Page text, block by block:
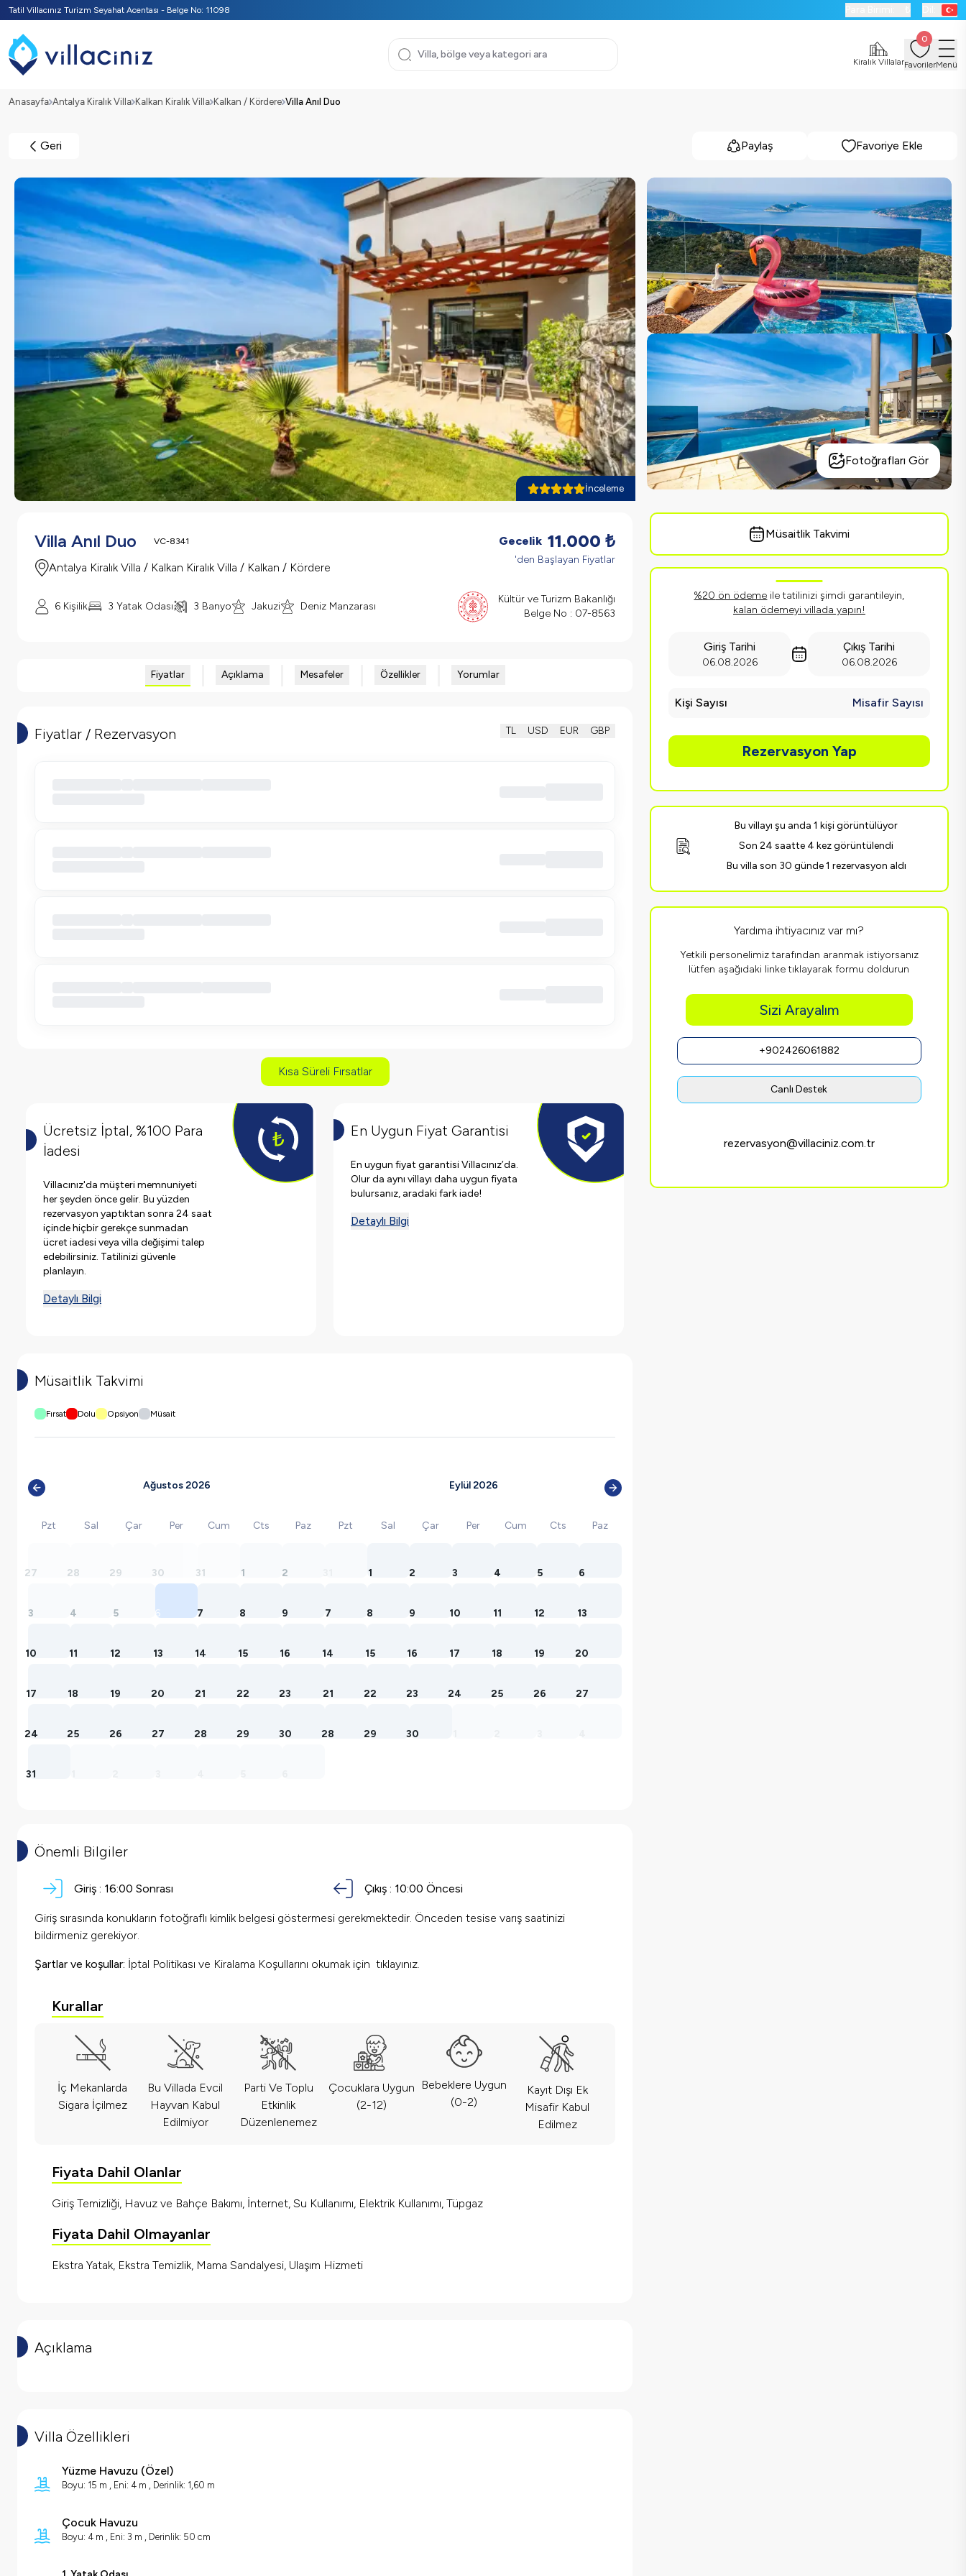
Tatil Villacınız Turizm Seyahat Acentası - Belge No: 11098
Kiralık Villalar
0
FavorilerMenü
Anasayfa Antalya Kiralık Villa Kalkan Kiralık Villa Kalkan / Kördere Villa Anıl Duo
Geri Paylaş Favoriye Ekle
İnceleme
Fotoğrafları Gör
Villa Anıl Duo VC-8341
Antalya Kiralık Villa / Kalkan Kiralık Villa / Kalkan / Kördere
Gecelik 11.000 ₺
'den Başlayan Fiyatlar
6 Kişilik 3 Yatak Odası 3 Banyo Jakuzi Deniz Manzarası
Kültür ve Turizm Bakanlığı
Belge No : 07-8563
Fiyatlar Açıklama Mesafeler Özellikler Yorumlar
Fiyatlar / Rezervasyon TL USD EUR GBP
Kısa Süreli Fırsatlar
Ücretsiz İptal, %100 Para
İadesi
Villacınız'da müşteri memnuniyeti
her şeyden önce gelir. Bu yüzden
rezervasyon yaptıktan sonra 24 saat
içinde hiçbir gerekçe sunmadan
ücret iadesi veya villa değişimi talep
edebilirsiniz. Tatilinizi güvenle
planlayın.
Detaylı Bilgi
En Uygun Fiyat Garantisi
En uygun fiyat garantisi Villacınız’da.
Olur da aynı villayı daha uygun fiyata
bulursanız, aradaki fark iade!
Detaylı Bilgi
Müsaitlik Takvimi
Fırsat Dolu Opsiyon Müsait
Ağustos 2026
Pzt Sal Çar Per Cum Cts Paz
27 28 29 30 31 1 2
3 4 5 6 7 8 9
10 11 12 13 14 15 16
17 18 19 20 21 22 23
24 25 26 27 28 29 30
31
Eylül 2026
Pzt Sal Çar Per Cum Cts Paz
1 2 3 4 5 6
7 8 9 10 11 12 13
14 15 16 17 18 19 20
21 22 23 24 25 26 27
28 29 30
Önemli Bilgiler
Giriş : 16:00 Sonrası Çıkış : 10:00 Öncesi
Giriş sırasında konukların fotoğraflı kimlik belgesi göstermesi gerekmektedir. Önceden tesise varış saatinizi
bildirmeniz gerekiyor.
Şartlar ve koşullar: İptal Politikası ve Kiralama Koşullarını okumak için tıklayınız.
Kurallar
İç Mekanlarda
Sigara İçilmez
Bu Villada Evcil
Hayvan Kabul
Edilmiyor
Parti Ve Toplu
Etkinlik
Düzenlenemez
Çocuklara Uygun
(2-12)
Bebeklere Uygun
(0-2)
Kayıt Dışı Ek
Misafir Kabul
Edilmez
Fiyata Dahil Olanlar
Giriş Temizliği, Havuz ve Bahçe Bakımı, İnternet, Su Kullanımı, Elektrik Kullanımı, Tüpgaz
Fiyata Dahil Olmayanlar
Ekstra Yatak, Ekstra Temizlik, Mama Sandalyesi, Ulaşım Hizmeti
Açıklama
Villa Özellikleri
Yüzme Havuzu (Özel)
Boyu: 15 m , Eni: 4 m , Derinlik: 1,60 m
Çocuk Havuzu
Boyu: 4 m , Eni: 3 m , Derinlik: 50 cm
Müsaitlik Takvimi
%20 ön ödeme ile tatilinizi şimdi garantileyin,
kalan ödemeyi villada yapın!
Giriş Tarihi
06.08.2026
Çıkış Tarihi
06.08.2026
Kişi Sayısı Misafir Sayısı
Rezervasyon Yap
Bu villayı şu anda 1 kişi görüntülüyor
Son 24 saatte 4 kez görüntülendi
Bu villa son 30 günde 1 rezervasyon aldı
Yardıma ihtiyacınız var mı?
Yetkili personelimiz tarafından aranmak istiyorsanız
lütfen aşağıdaki linke tıklayarak formu doldurun
Sizi Arayalım
+902426061882
Canlı Destek
rezervasyon@villaciniz.com.tr